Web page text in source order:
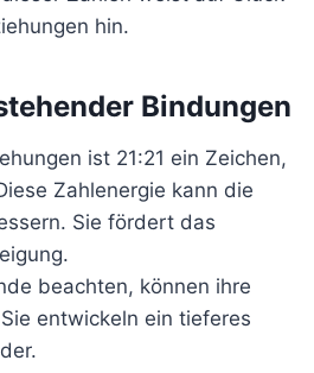
hin.
Bindungen
ist 21:21 ein Zeichen,
Zahlenergie kann die
Sie fördert das
beachten, können ihre
entwickeln ein tieferes